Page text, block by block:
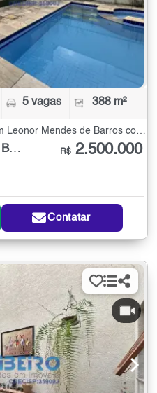
5 vagas 388 m²
Casa Térrea à Venda no Jardim Leonor Mendes de Barros com 4 quartos - 388 m²
Jardim Leonor Mendes de Barros R$ 2.500.000
Contatar